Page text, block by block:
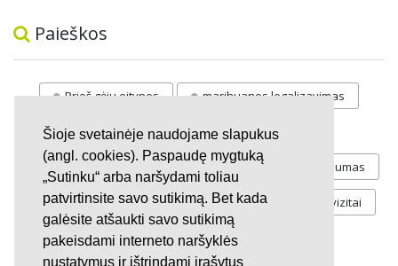
Šioje svetainėje naudojame slapukus
(angl. cookies). Paspaudę mygtuką
„Sutinku“ arba naršydami toliau
patvirtinsite savo sutikimą. Bet kada
galėsite atšaukti savo sutikimą
pakeisdami interneto naršyklės
nustatymus ir ištrindami įrašytus
Paieškos
Prieš gėju eitynes marihuanos legalizavimas
STOP vaiku atemimas
Pilnos moksleivių vasaros atostogos referendumas
Keliu jaunystės Valandos Rekvizitai
Investicijos